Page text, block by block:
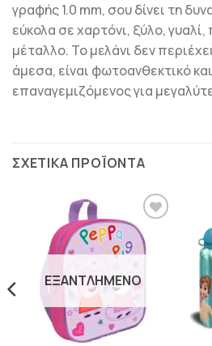
γραφής 1.0 mm, σου δίνει τη
εύκολα σε χαρτόνι, ξύλο,
μέταλλο. Το μελάνι δεν
άμεσα, είναι φωτοανθεκτικό
επαναγεμιζόμενος για
ΣΧΕΤΙΚΆ ΠΡΟΪΌΝΤΑ
ΠΡΟΣΘΉΚΗ
ΣΤΗΝ
ΛΊΣΤΑ
ΕΠΙΘΥΜΙΏΝ
ΕΞΑΝΤΛΗΜΈΝΟ